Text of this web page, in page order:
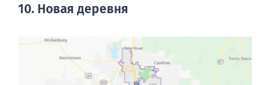
10. Новая деревня